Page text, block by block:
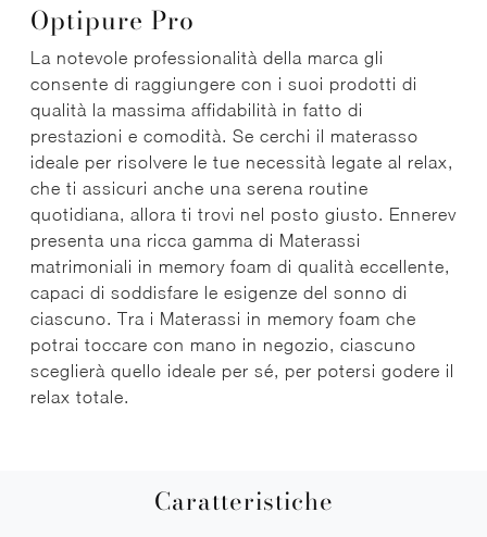
Optipure Pro
La notevole professionalità della marca gli
consente di raggiungere con i suoi prodotti di
qualità la massima affidabilità in fatto di
prestazioni e comodità. Se cerchi il materasso
ideale per risolvere le tue necessità legate al relax,
che ti assicuri anche una serena routine
quotidiana, allora ti trovi nel posto giusto. Ennerev
presenta una ricca gamma di Materassi
matrimoniali in memory foam di qualità eccellente,
capaci di soddisfare le esigenze del sonno di
ciascuno. Tra i Materassi in memory foam che
potrai toccare con mano in negozio, ciascuno
sceglierà quello ideale per sé, per potersi godere il
relax totale.
Caratteristiche